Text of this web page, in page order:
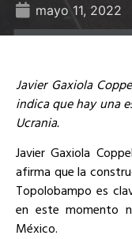
mayo 11, 2022
Javier Gaxiola
indica que hay una
Ucrania.
Javier Gaxiola
afirma que la
Topolobampo es
en este momento
México.